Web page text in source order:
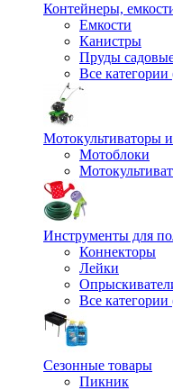
Контейнеры,
Емкости
Канистры
Пруды
Все категории
Мотокультиваторы
Мотоблоки
Инструменты для
Коннекторы
Лейки
Все категории
Сезонные товары
Пикник